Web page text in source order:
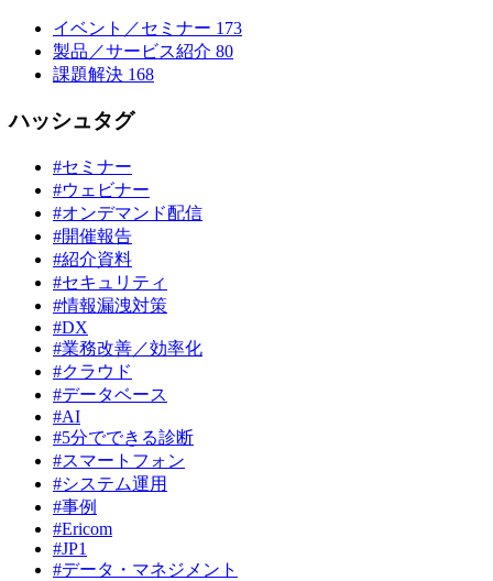
イベント／セミナー 173
製品／サービス紹介 80
課題解決 168
ハッシュタグ
#セミナー
#ウェビナー
#オンデマンド配信
#開催報告
#紹介資料
#セキュリティ
#情報漏洩対策
#DX
#業務改善／効率化
#クラウド
#データベース
#AI
#5分でできる診断
#スマートフォン
#システム運用
#事例
#Ericom
#JP1
#データ・マネジメント